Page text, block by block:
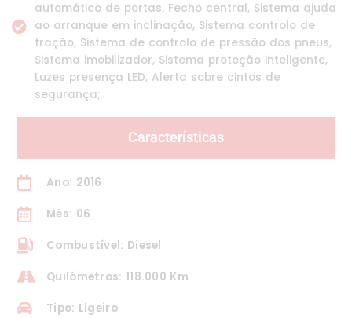
automático de portas, Fecho central, Sistema ajuda
ao arranque em inclinação, Sistema controlo de
tração, Sistema de controlo de pressão dos pneus,
Sistema imobilizador, Sistema proteção inteligente,
Luzes presença LED, Alerta sobre cintos de
segurança;
Características
Ano: 2016
Mês: 06
Combustível: Diesel
Quilómetros: 118.000 Km
Tipo: Ligeiro